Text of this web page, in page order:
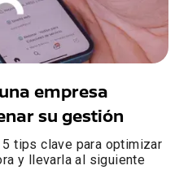
empresa
su gestión
tips clave para optimizar
y llevarla al siguiente